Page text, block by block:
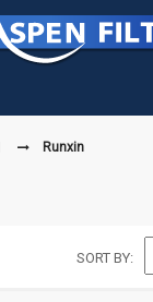
Runxin
SORT BY